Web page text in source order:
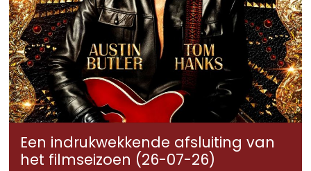
Een indrukwekkende afsluiting van
het filmseizoen (26-07-26)